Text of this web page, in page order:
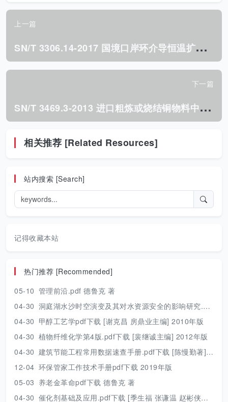
上一篇
S
N/T 3306.14-2017 国境口岸环介导恒温扩增(LAMP) 检测方法 第14部分:大肠杆菌O157 :H7.pdf
下一篇
S
N/T 3469.3-2013 进口粗炼或烧结铜物料中硫含量的测定 高频燃烧红外吸收法.pdf
相关推荐 [Related Resources]
站内搜索 [Search]
记得收藏本站
热门推荐 [Recommended]
05-10 管理前沿.pdf 德鲁克 著
04-30 洞庭湖水沙时空演变及其对水资源安全的影响研究.pdf 胡光伟 著 2017年版
04-30 甲醇工艺学pdf下载 [谢克昌 房鼎业主编] 2010年版
04-30 植物纤维化学第4版.pdf下载 [裴继诚主编] 2012年版
04-30 建筑节能工程常用数据速查手册.pdf下载 [陈慢勤著] 2010年版
12-04 环保管家工作技术手册pdf下载 2019年版
05-03 养老金革命pdf下载 德鲁克 著
04-30 催化剂基础及应用.pdf下载 [季生福 张谦温 赵彬侠编] 2011年版